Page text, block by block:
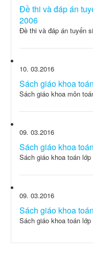
Đề thi và đáp án
2006
Đề thi và đáp án tuyển
10 03.2016
Sách giáo khoa
Sách giáo khoa môn
09 03.2016
Sách giáo khoa
Sách giáo khoa toán
09 03.2016
Sách giáo khoa
Sách giáo khoa toán